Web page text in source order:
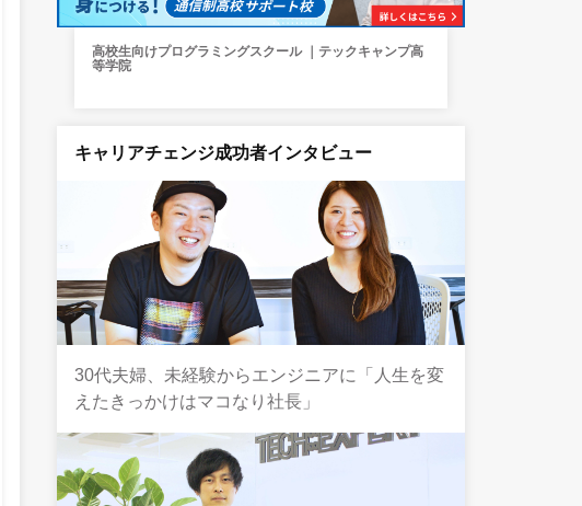
高校生向けプログラミングスクール ｜テックキャンプ高
等学院
キャリアチェンジ成功者インタビュー
30代夫婦、未経験からエンジニアに「人生を変
えたきっかけはマコなり社長」